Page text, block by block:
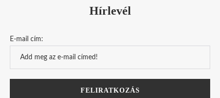
Hírlevél
E-mail cím: